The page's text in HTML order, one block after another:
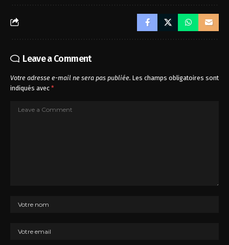
Leave a Comment
Votre adresse e-mail ne sera pas publiée. Les champs obligatoires sont
indiqués avec *